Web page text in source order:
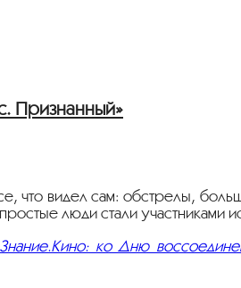
Признанный»
что видел сам: обстрелы,
люди стали участниками
ко Дню